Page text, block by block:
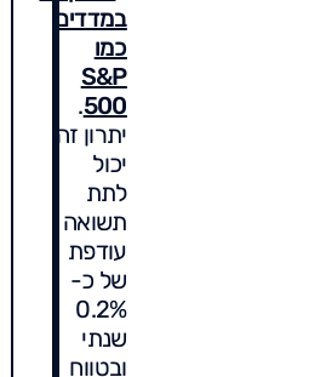
במדדים
כמו
S&P
500
.
יתרון זה
יכול
לתת
תשואה
עודפת
של כ-
0.2%
שנתי
ובטווח